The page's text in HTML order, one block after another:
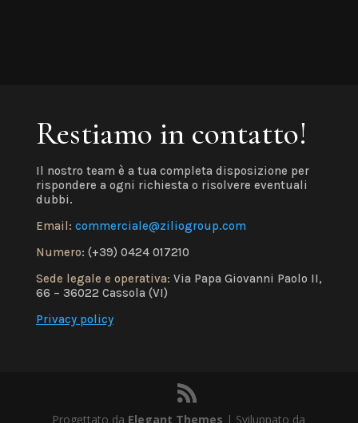
Restiamo in contatto!
Il nostro team è a tua completa disposizione per
rispondere a ogni richiesta o risolvere eventuali
dubbi.
Email: commerciale@ziliogroup.com
Numero: (+39) 0424 017210
Sede legale e operativa: Via Papa Giovanni Paolo II,
66 – 36022 Cassola (VI)
Privacy policy
Progettato da Elegant Themes | Sviluppato da